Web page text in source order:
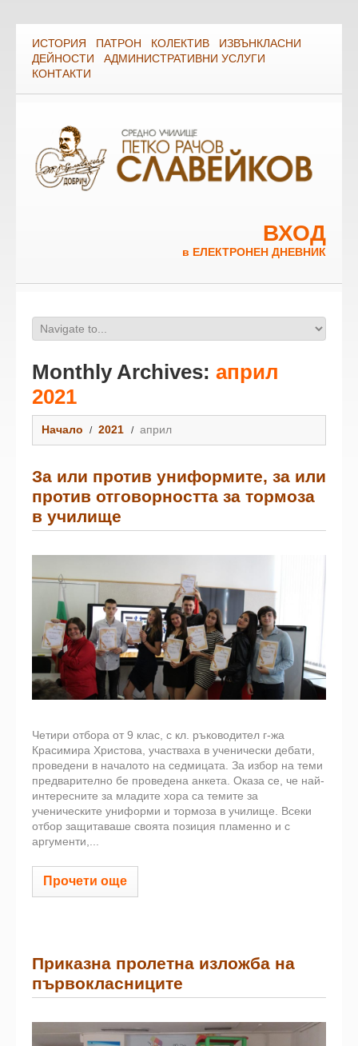
ИСТОРИЯ ПАТРОН КОЛЕКТИВ
ИЗВЪНКЛАСНИ
ДЕЙНОСТИ
АДМИНИСТРАТИВНИ УСЛУГИ
КОНТАКТИ
ВХОД
в ЕЛЕКТРОНЕН ДНЕВНИК
Monthly Archives: април
2021
Начало 2021 април
За или против униформите, за или
против отговорността за тормоза
в училище
Четири отбора от 9 клас, с кл. ръководител г-жа
Красимира Христова, участваха в ученически дебати,
проведени в началото на седмицата. За избор на теми
предварително бе проведена анкета. Оказа се, че най-
интересните за младите хора са темите за
ученическите униформи и тормоза в училище. Всеки
отбор защитаваше своята позиция пламенно и с
аргументи,...
Прочети още
Приказна пролетна изложба на
първокласниците